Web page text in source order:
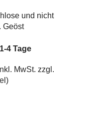
und nicht
Geöst
4 Tage
MwSt. zzgl.
)